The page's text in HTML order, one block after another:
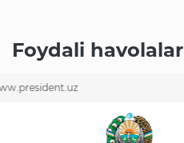
Foydali havolalar